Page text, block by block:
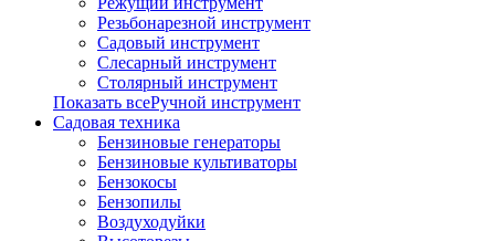
Резьбонарезной инструмент
Садовый инструмент
Слесарный инструмент
Столярный инструмент
Показать всеРучной инструмент
Садовая техника
Бензиновые генераторы
Бензиновые культиваторы
Бензокосы
Бензопилы
Воздуходуйки